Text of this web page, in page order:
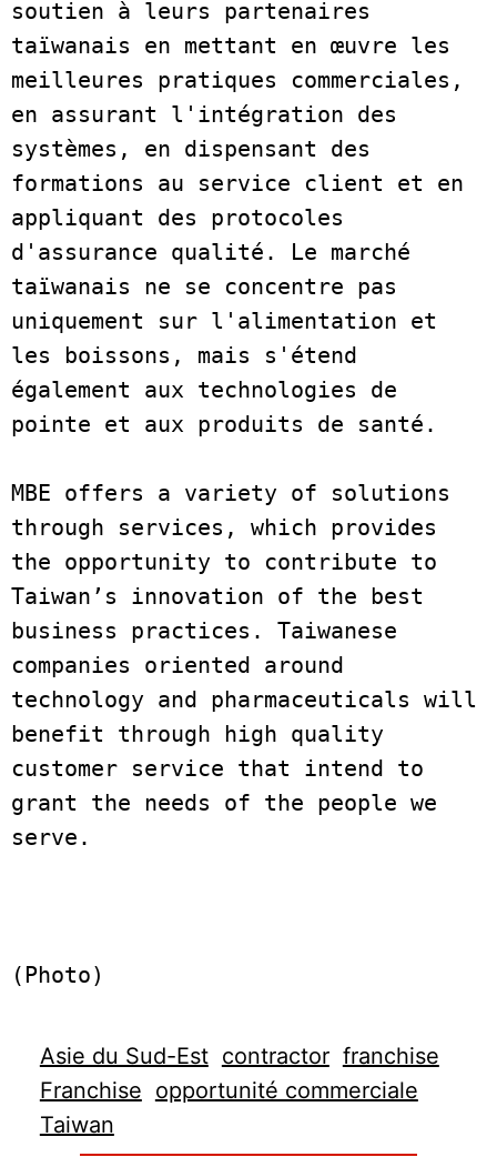
soutien à leurs partenaires
taïwanais en mettant en œuvre les
meilleures pratiques commerciales,
en assurant l'intégration des
systèmes, en dispensant des
formations au service client et en
appliquant des protocoles
d'assurance qualité. Le marché
taïwanais ne se concentre pas
uniquement sur l'alimentation et
les boissons, mais s'étend
également aux technologies de
pointe et aux produits de santé.
MBE offers a variety of solutions
through services, which provides
the opportunity to contribute to
Taiwan’s innovation of the best
business practices. Taiwanese
companies oriented around
technology and pharmaceuticals will
benefit through high quality
customer service that intend to
grant the needs of the people we
serve.
(Photo)
Asie du Sud-Est contractor franchise
Franchise opportunité commerciale
Taiwan